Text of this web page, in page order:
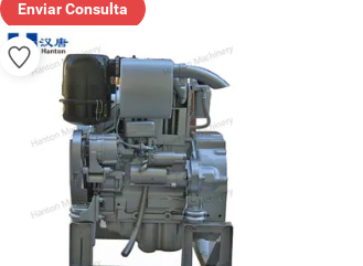
Enviar Consulta